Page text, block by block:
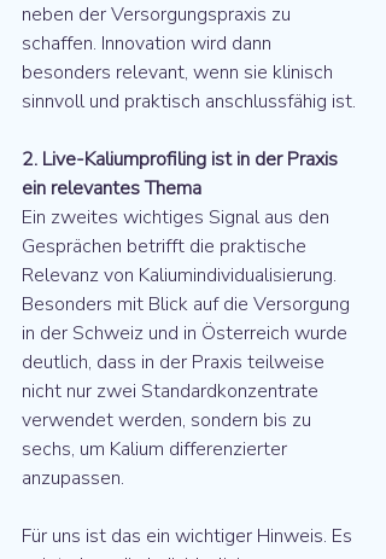
neben der Versorgungspraxis zu
schaffen. Innovation wird dann
besonders relevant, wenn sie klinisch
sinnvoll und praktisch anschlussfähig ist.
2. Live-Kaliumprofiling ist in der Praxis
ein relevantes Thema
Ein zweites wichtiges Signal aus den
Gesprächen betrifft die praktische
Relevanz von Kaliumindividualisierung.
Besonders mit Blick auf die Versorgung
in der Schweiz und in Österreich wurde
deutlich, dass in der Praxis teilweise
nicht nur zwei Standardkonzentrate
verwendet werden, sondern bis zu
sechs, um Kalium differenzierter
anzupassen.
Für uns ist das ein wichtiger Hinweis. Es